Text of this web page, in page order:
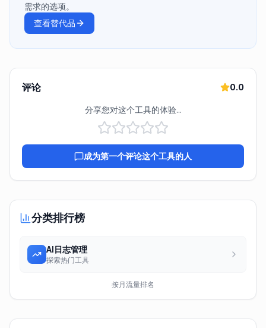
需求的选项。
查看替代品
评论 0.0
分享您对这个工具的体验...
成为第一个评论这个工具的人
分类排行榜
AI日志管理
探索热门工具
按月流量排名